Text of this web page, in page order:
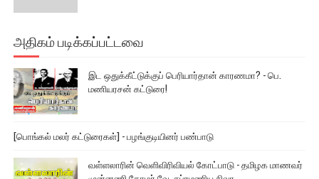
அதிகம் படிக்கப்பட்டவை
இட ஒதுக்கீட்டுக்குப் பெரியார்தான் காரணமா? - பெ.
மணியரசன் கட்டுரை!
[பொங்கல் மலர் கட்டுரைகள்] - பழங்குடியினர் பண்பாடு
வள்ளலாரின் வெளிவிரிவியல் கோட்பாடு - தமிழக மாணவர்